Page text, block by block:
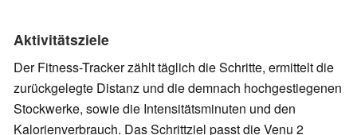
Aktivitätsziele
Der Fitness-Tracker zählt täglich die Schritte, ermittelt die
zurückgelegte Distanz und die demnach hochgestiegenen
Stockwerke, sowie die Intensitätsminuten und den
Kalorienverbrauch. Das Schrittziel passt die Venu 2